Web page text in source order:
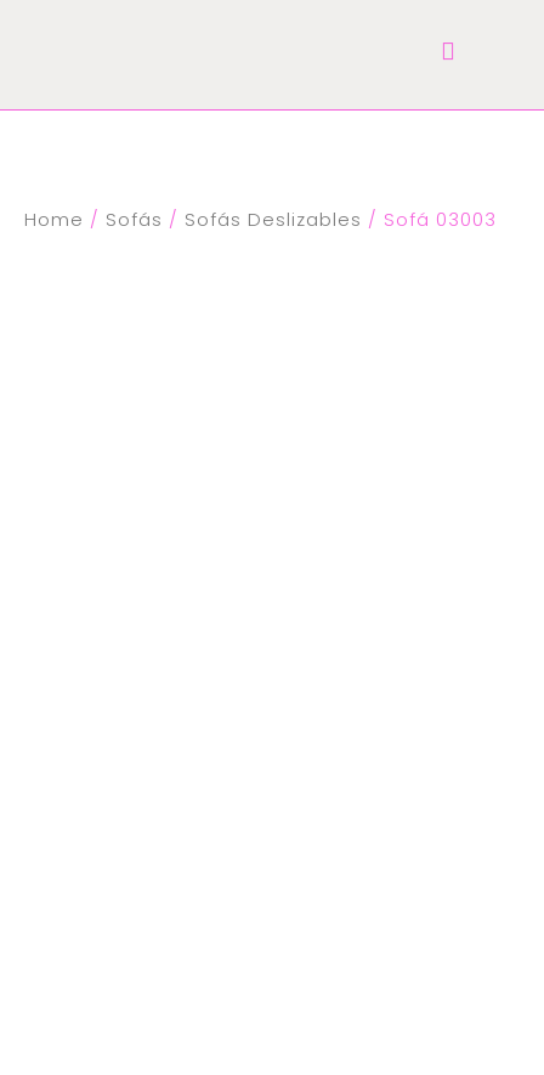
Home / Sofás / Sofás Deslizables / Sofá 03003